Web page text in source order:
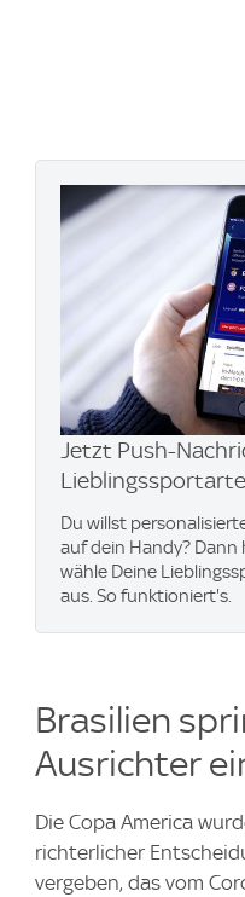
Jetzt Push-
Du willst
auf dein Handy? Dann
wähle Deine
aus. So funktioniert's.
Brasilien
Ausrichter
Die Copa America
richterlicher
vergeben, das vom